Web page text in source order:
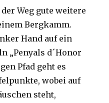
Weg gute weitere
Bergkamm.
Hand auf ein
„Penyals d´Honor
Pfad geht es
wobei auf
steht,